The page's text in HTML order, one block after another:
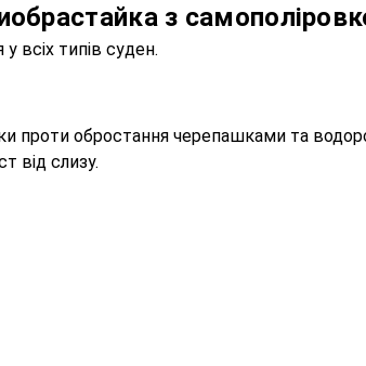
з
всіх типів суден.
проти обростання черепашками та
від слизу.